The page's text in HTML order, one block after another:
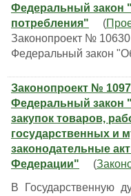
Федеральный закон
потребления" (
Законопроект №
Федеральный закон
Законопроект №
Федеральный закон
закупок товаров,
государственных и
законодательные
Федерации" (
В Государственную